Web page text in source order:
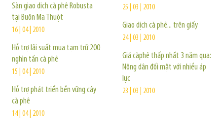
Sàn giao dịch cà phê Robusta
tại Buôn Ma Thuột
16 | 04 | 2010
Hỗ trợ lãi suất mua tạm trữ 200
nghìn tấn cà phê
15 | 04 | 2010
Hỗ trợ phát triển bền vững cây
cà phê
14 | 04 | 2010
25 | 03 | 2010
Giao dịch cà phê... trên giấy
24 | 03 | 2010
Giá càphê thấp nhất 3 năm qua:
Nông dân đối mặt với nhiều áp
lực
23 | 03 | 2010